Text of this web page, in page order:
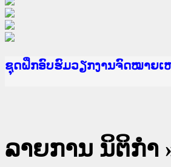
Ministry of Justice Lao PDR
ເຜີຍແຜ່ວັບໄຊຈົດໝາຍເຫດທາງ
ກະຊວງຍຸຕິທຳ
ຊຸດຝຶກອົບຮົມວຽກງານຈົດໝາຍເ
ກອງປະຊຸມທົບທວນຄືນການຈັດຕັ້
ຝຶກອົບຮົມ ຜູ່ປະສານງານວຽກງາ
ຝຶກອົບຮົມ ຜູ່ປະສານງານວຽກງາ
ເຜີຍແຜ່ແອັບກົດໝາຍລາວ ແລະ
ເຜີຍແຜ່ແອັບກົດໝາຍລາວ ແລະ
ຍົກລະດັບວຽກງານຈົດໝາຍເຫດ
ຊຸດຝຶກອົບຮົມວຽກງານຈົດໝາຍເ
ລາຍການ ນິຕິກໍາ